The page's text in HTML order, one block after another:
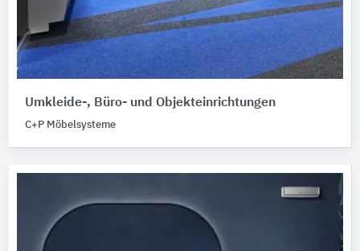
Umkleide-, Büro- und Objekteinrichtungen
C+P Möbelsysteme